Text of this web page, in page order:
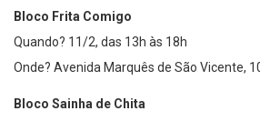
Bloco Frita Comigo
Quando? 11/2, das 13h às 18h
Onde? Avenida Marquês de São Vicente,
Bloco Sainha de Chita